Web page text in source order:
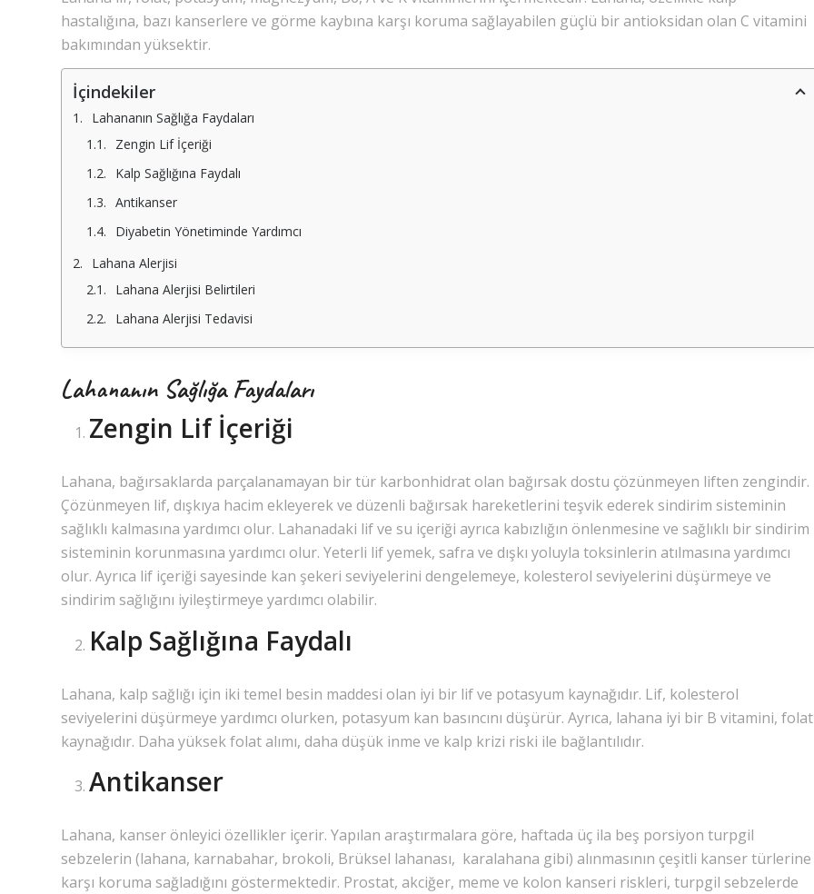
hastalığına, bazı kanserlere ve görme kaybına karşı koruma sağlayabilen güçlü bir antioksidan olan C vitamini
bakımından yüksektir.
İçindekiler
Lahananın Sağlığa Faydaları
Zengin Lif İçeriği
Kalp Sağlığına Faydalı
Antikanser
Diyabetin Yönetiminde Yardımcı
Lahana Alerjisi
Lahana Alerjisi Belirtileri
Lahana Alerjisi Tedavisi
Lahananın Sağlığa Faydaları
Zengin Lif İçeriği
Lahana, bağırsaklarda parçalanamayan bir tür karbonhidrat olan bağırsak dostu çözünmeyen liften zengindir.
Çözünmeyen lif, dışkıya hacim ekleyerek ve düzenli bağırsak hareketlerini teşvik ederek sindirim sisteminin
sağlıklı kalmasına yardımcı olur. Lahanadaki lif ve su içeriği ayrıca kabızlığın önlenmesine ve sağlıklı bir sindirim
sisteminin korunmasına yardımcı olur. Yeterli lif yemek, safra ve dışkı yoluyla toksinlerin atılmasına yardımcı
olur. Ayrıca lif içeriği sayesinde kan şekeri seviyelerini dengelemeye, kolesterol seviyelerini düşürmeye ve
sindirim sağlığını iyileştirmeye yardımcı olabilir.
Kalp Sağlığına Faydalı
Lahana, kalp sağlığı için iki temel besin maddesi olan iyi bir lif ve potasyum kaynağıdır. Lif, kolesterol
seviyelerini düşürmeye yardımcı olurken, potasyum kan basıncını düşürür. Ayrıca, lahana iyi bir B vitamini, folat
kaynağıdır. Daha yüksek folat alımı, daha düşük inme ve kalp krizi riski ile bağlantılıdır.
Antikanser
Lahana, kanser önleyici özellikler içerir. Yapılan araştırmalara göre, haftada üç ila beş porsiyon turpgil
sebzelerin (lahana, karnabahar, brokoli, Brüksel lahanası, karalahana gibi) alınmasının çeşitli kanser türlerine
karşı koruma sağladığını göstermektedir. Prostat, akciğer, meme ve kolon kanseri riskleri, turpgil sebzelerde